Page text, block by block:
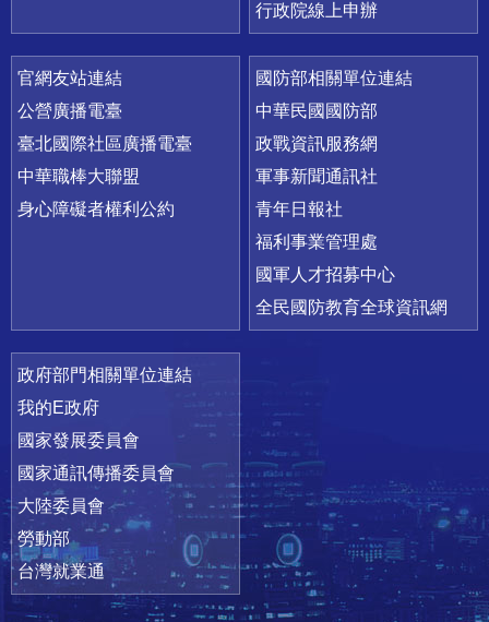
行政院線上申辦
官網友站連結
公營廣播電臺
臺北國際社區廣播電臺
中華職棒大聯盟
身心障礙者權利公約
國防部相關單位連結
中華民國國防部
政戰資訊服務網
軍事新聞通訊社
青年日報社
福利事業管理處
國軍人才招募中心
全民國防教育全球資訊網
政府部門相關單位連結
我的E政府
國家發展委員會
國家通訊傳播委員會
大陸委員會
勞動部
台灣就業通